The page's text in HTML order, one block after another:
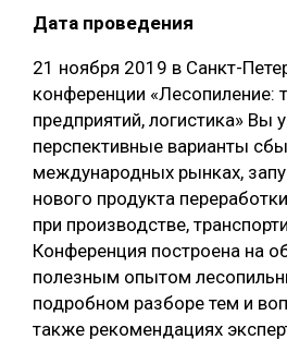
ДЕРЕВЯННОЕ ДОМОСТРОЕНИЕ
БЕЗОПАСНОЕ ПРОИЗВОДСТВО
СОРТИРОВКА ДРЕВЕСИНЫ
СУШКА ДРЕВЕСИНЫ
МЕБЕЛЬНОЕ ПРОИЗВОДСТВО
Дата проведения
21 ноября 2019 в Санкт-
конференции «Лесопиление:
предприятий, логистика» Вы
перспективные варианты
международных рынках,
нового продукта
при производстве,
Конференция построена на
полезным опытом
подробном разборе тем и
также рекомендациях